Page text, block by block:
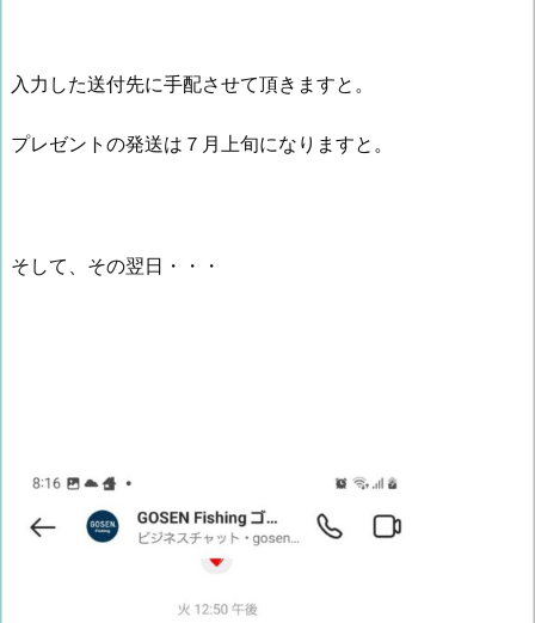
入力した送付先に手配させて頂きますと。
プレゼントの発送は７月上旬になりますと。
そして、その翌日・・・